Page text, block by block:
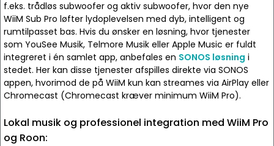
f.eks. trådløs subwoofer og aktiv subwoofer, hvor den nye
WiiM Sub Pro løfter lydoplevelsen med dyb, intelligent og
rumtilpasset bas. Hvis du ønsker en løsning, hvor tjenester
som YouSee Musik, Telmore Musik eller Apple Music er fuldt
integreret i én samlet app, anbefales en SONOS løsning i
stedet. Her kan disse tjenester afspilles direkte via SONOS
appen, hvorimod de på WiiM kun kan streames via AirPlay eller
Chromecast (Chromecast kræver minimum WiiM Pro).
Lokal musik og professionel integration med WiiM Pro
og Roon: